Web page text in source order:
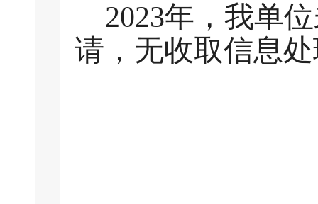
2023年，我单
请，无收取信息